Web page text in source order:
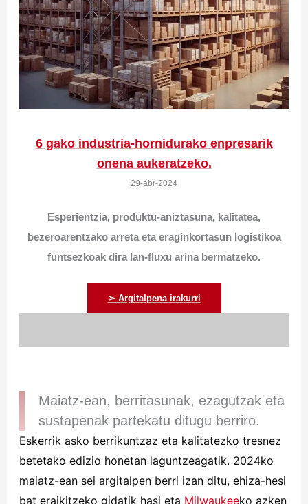
6 gako industria-hornidurako enpresarik
onena aukeratzeko.
29-abr-2024
Esperientzia, produktu-aniztasuna, kalitatea,
bezeroarentzako arreta eta eraginkortasun logistikoa
funtsezkoak dira lan-fluxu arina bermatzeko.
➢ Argitalpena irakurri
Maiatz-ean, berritasunak, ezagutzak eta
sustapenak partekatu ditugu berriro.
Eskerrik asko berrikuntzaz eta kalitatezko tresnez
betetako edizio honetan laguntzeagatik. 2024ko
maiatz-ean sei argitalpen berri izan ditu, ehiza-hesi
bat eraikitzeko gidatik hasi eta Milwaukeeko azken